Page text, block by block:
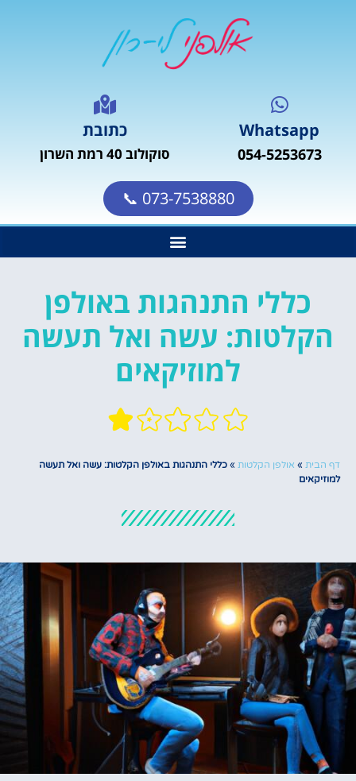
Whatsapp
054-5253673
כתובת
סוקולוב 40 רמת השרון
073-7538880 📞
כללי התנהגות באולפן
הקלטות: עשה ואל תעשה
למוזיקאים
דף הבית » אולפן הקלטות » כללי התנהגות באולפן הקלטות: עשה ואל תעשה
למוזיקאים